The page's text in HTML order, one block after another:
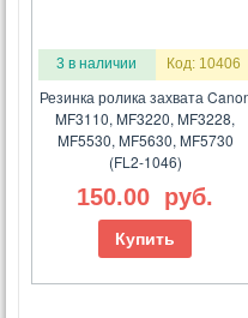
3 в наличии Код: 10406
Резинка ролика захвата
MF3110, MF3220, MF3228,
MF5530, MF5630, MF5730
(FL2-1046)
150.00 руб.
Купить